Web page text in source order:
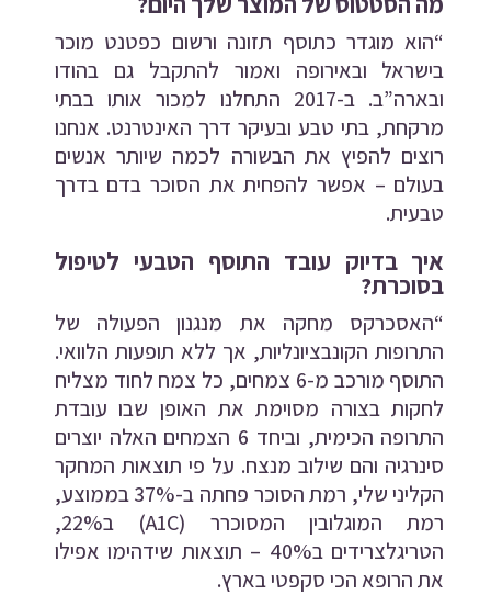
“הוא מוגדר כתוסף תזונה ורשום כפטנט מוכר
בישראל ובאירופה ואמור להתקבל גם בהודו
ובארה”ב. ב-2017 התחלנו למכור אותו בבתי
מרקחת, בתי טבע ובעיקר דרך האינטרנט. אנחנו
רוצים להפיץ את הבשורה לכמה שיותר אנשים
בעולם – אפשר להפחית את הסוכר בדם בדרך
טבעית.
איך בדיוק עובד התוסף הטבעי לטיפול
בסוכרת?
“האסכרקס מחקה את מנגנון הפעולה של
התרופות הקונבציונליות, אך ללא תופעות הלוואי.
התוסף מורכב מ-6 צמחים, כל צמח לחוד מצליח
לחקות בצורה מסוימת את האופן שבו עובדת
התרופה הכימית, וביחד 6 הצמחים האלה יוצרים
סינרגיה והם שילוב מנצח. על פי תוצאות המחקר
הקליני שלי, רמת הסוכר פחתה ב-37% בממוצע,
רמת המוגלובין המסוכרר (A1C) ב22%,
הטריגלצרידים ב40% – תוצאות שידהימו אפילו
את הרופא הכי סקפטי בארץ.